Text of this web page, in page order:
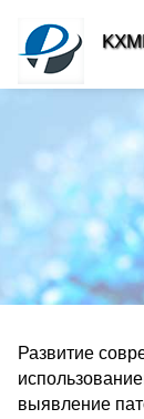
Развитие
выявление